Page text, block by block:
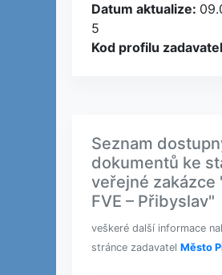
Datum aktualize:
5
Kod profilu
Seznam
dokumentů ke
veřejné zakázce
FVE – Přibyslav"
veškeré další informace
stránce zadavatel Město